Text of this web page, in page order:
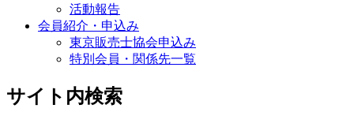
活動報告
会員紹介・申込み
東京販売士協会申込み
特別会員・関係先一覧
サイト内検索